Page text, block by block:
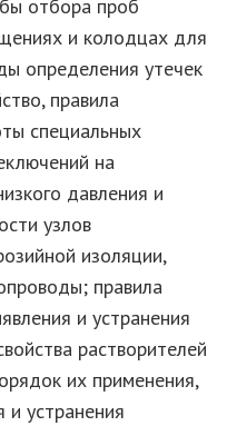
отбора проб
и колодцах для
определения утечек
правила
специальных
на
давления и
узлов
изоляции,
правила
и устранения
растворителей
их применения,
и устранения